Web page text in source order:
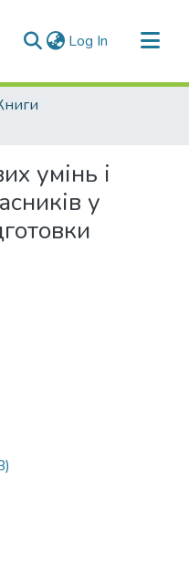
Log In (current)
умінь і
у